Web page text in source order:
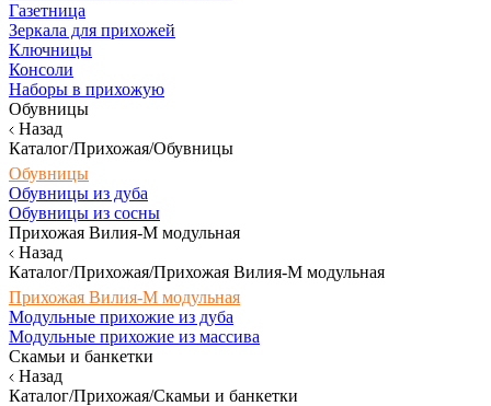
Газетница
Зеркала для прихожей
Ключницы
Консоли
Наборы в прихожую
Обувницы
Назад
Каталог/Прихожая/Обувницы
Обувницы
Обувницы из дуба
Обувницы из сосны
Прихожая Вилия-М модульная
Назад
Каталог/Прихожая/Прихожая Вилия-М модульная
Прихожая Вилия-М модульная
Модульные прихожие из дуба
Модульные прихожие из массива
Скамьи и банкетки
Назад
Каталог/Прихожая/Скамьи и банкетки